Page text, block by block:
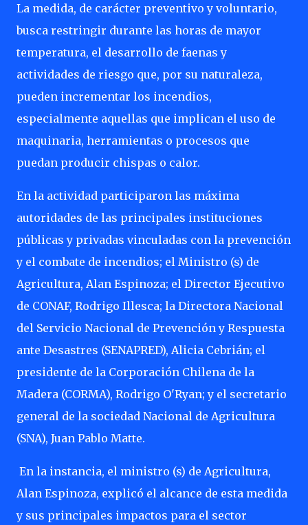
La medida, de carácter preventivo y voluntario,
busca restringir durante las horas de mayor
temperatura, el desarrollo de faenas y
actividades de riesgo que, por su naturaleza,
pueden incrementar los incendios,
especialmente aquellas que implican el uso de
maquinaria, herramientas o procesos que
puedan producir chispas o calor.
En la actividad participaron las máxima
autoridades de las principales instituciones
públicas y privadas vinculadas con la prevención
y el combate de incendios; el Ministro (s) de
Agricultura, Alan Espinoza; el Director Ejecutivo
de CONAF, Rodrigo Illesca; la Directora Nacional
del Servicio Nacional de Prevención y Respuesta
ante Desastres (SENAPRED), Alicia Cebrián; el
presidente de la Corporación Chilena de la
Madera (CORMA), Rodrigo O'Ryan; y el secretario
general de la sociedad Nacional de Agricultura
(SNA), Juan Pablo Matte.
En la instancia, el ministro (s) de Agricultura,
Alan Espinoza, explicó el alcance de esta medida
y sus principales impactos para el sector